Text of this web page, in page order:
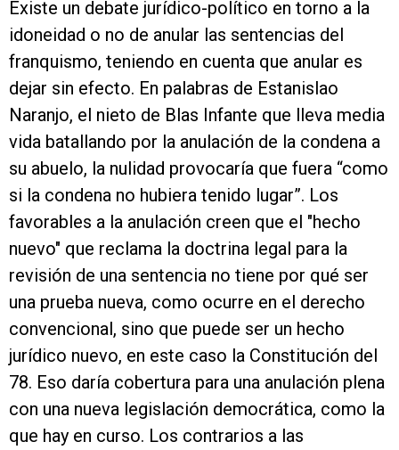
Existe un debate jurídico-político en torno a la
idoneidad o no de anular las sentencias del
franquismo, teniendo en cuenta que anular es
dejar sin efecto. En palabras de Estanislao
Naranjo, el nieto de Blas Infante que lleva media
vida batallando por la anulación de la condena a
su abuelo, la nulidad provocaría que fuera “como
si la condena no hubiera tenido lugar”. Los
favorables a la anulación creen que el "hecho
nuevo" que reclama la doctrina legal para la
revisión de una sentencia no tiene por qué ser
una prueba nueva, como ocurre en el derecho
convencional, sino que puede ser un hecho
jurídico nuevo, en este caso la Constitución del
78. Eso daría cobertura para una anulación plena
con una nueva legislación democrática, como la
que hay en curso. Los contrarios a las